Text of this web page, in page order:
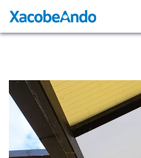
Caminos
Volunteer
Experiences
Exhibition
Login